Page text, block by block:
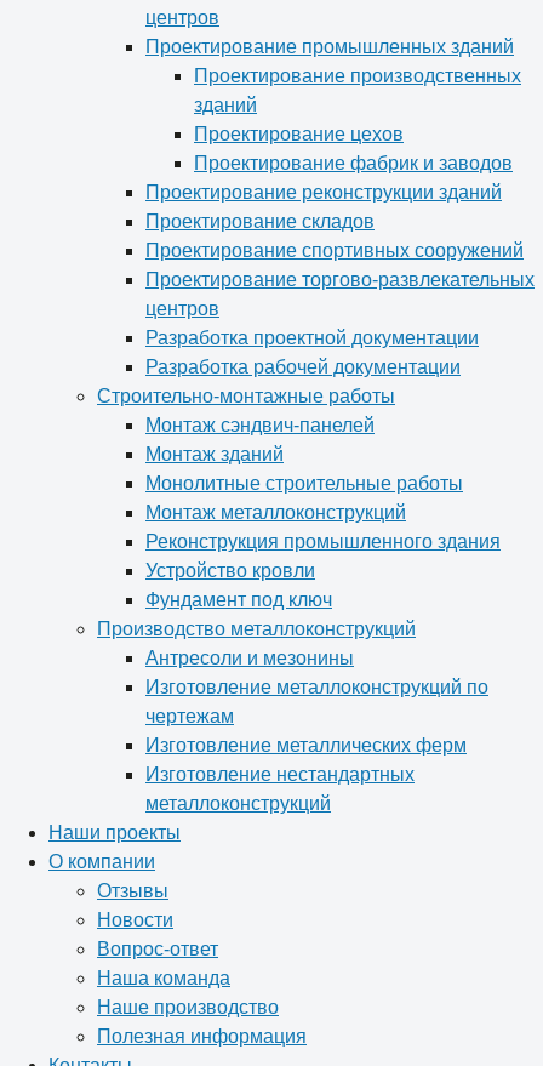
центров
Проектирование промышленных зданий
Проектирование производственных
зданий
Проектирование цехов
Проектирование фабрик и заводов
Проектирование реконструкции зданий
Проектирование складов
Проектирование спортивных сооружений
Проектирование торгово-развлекательных
центров
Разработка проектной документации
Разработка рабочей документации
Строительно-монтажные работы
Монтаж сэндвич-панелей
Монтаж зданий
Монолитные строительные работы
Монтаж металлоконструкций
Реконструкция промышленного здания
Устройство кровли
Фундамент под ключ
Производство металлоконструкций
Антресоли и мезонины
Изготовление металлоконструкций по
чертежам
Изготовление металлических ферм
Изготовление нестандартных
металлоконструкций
Наши проекты
О компании
Отзывы
Новости
Вопрос-ответ
Наша команда
Наше производство
Полезная информация